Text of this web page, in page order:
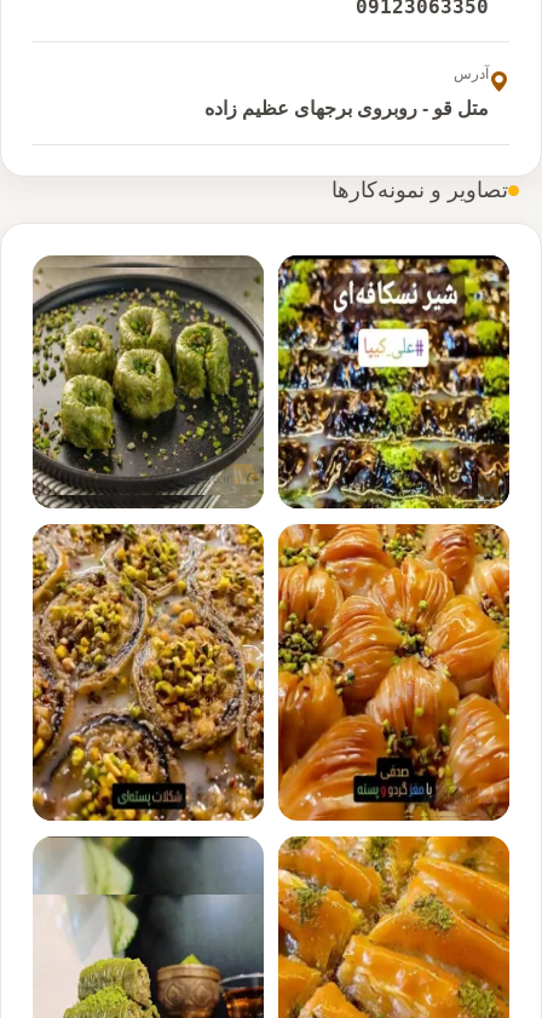
09123063350
آدرس
متل قو - روبروی برجهای عظیم زاده
تصاویر و نمونه‌کارها